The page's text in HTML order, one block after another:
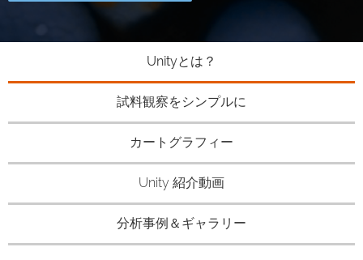
Unityとは？
試料観察をシンプルに
カートグラフィー
Unity 紹介動画
分析事例＆ギャラリー